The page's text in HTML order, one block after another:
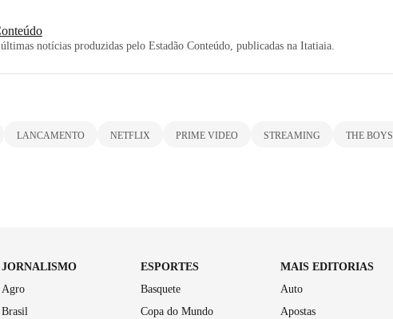
notícias produzidas pelo Estadão Conteúdo, publicadas na Itatiaia.
LANCAMENTO NETFLIX PRIME VIDEO STREAMING THE BOYS
JORNALISMO
Agro
Brasil
ESPORTES
Basquete
Copa do Mundo
MAIS EDITORIAS
Auto
Apostas